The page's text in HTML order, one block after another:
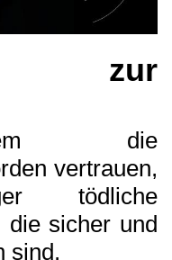
zur
die
vertrauen,
tödliche
die sicher und
sind.